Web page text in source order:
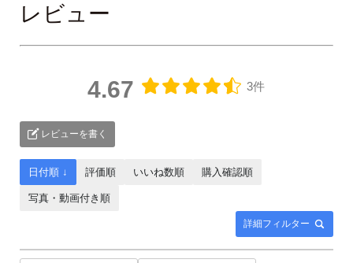
レビュー
4.67 3件
レビューを書く
詳細フィルター
日付順 ↓ 評価順 いいね数順 購入確認順
写真・動画付き順